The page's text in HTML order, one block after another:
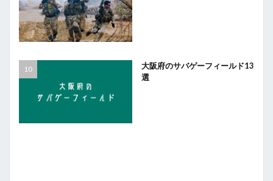
大阪府のサバゲーフィールド13
選